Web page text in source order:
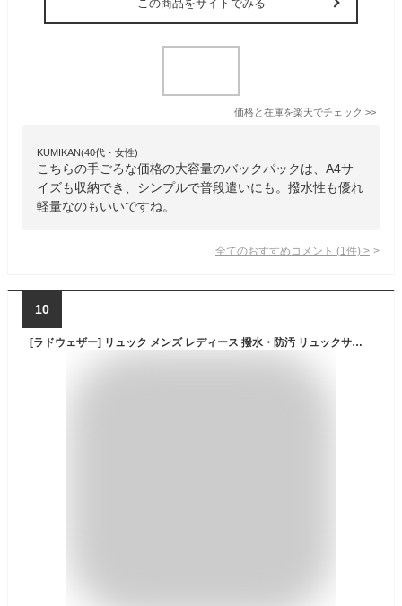
この商品をサイトでみる
価格と在庫を楽天でチェック >>
KUMIKAN(40代・女性)
こちらの手ごろな価格の大容量のバックパックは、A4サ
イズも収納でき、シンプルで普段遣いにも。撥水性も優れ
軽量なのもいいですね。
全てのおすすめコメント (1 件) >
10
[ラドウェザー] リュック メンズ レディース 撥水・防汚 リュックサック 通勤 通学 登山 USB充電ポート付き (パープル)